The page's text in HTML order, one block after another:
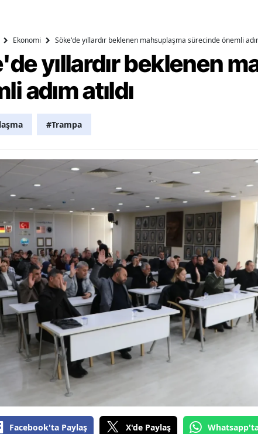
Batman
Şırnak
Iğdır
Yalova
Karabük
Kilis
Osmaniye
Düzce
Ekonomi Söke'de yıllardır beklenen mahsuplaşma sürecinde önemli
yıllardır beklenen
adım atıldı
#Trampa
Facebook'ta Paylaş X'de Paylaş